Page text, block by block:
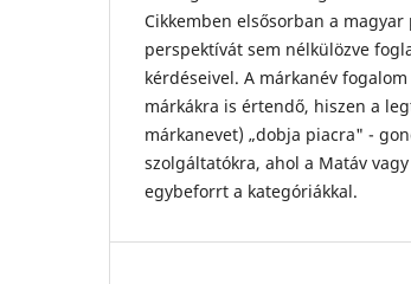
Cikkemben elsősorban a
perspektívát sem nélkülözve
kérdéseivel. A márkanév
márkákra is értendő, hiszen a
márkanevet) „dobja piacra" -
szolgáltatókra, ahol a Matáv
egybeforrt a kategóriákkal.